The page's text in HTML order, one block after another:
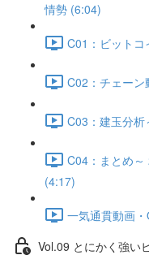
情勢 (6:04)
C01：ビット
C02：チェー
C03：建玉分
C04：まとめ～
(4:17)
一気通貫動画
Vol.09 とにかく強い